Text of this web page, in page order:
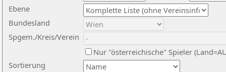
Ebene
Sortierung
Bundesland
Spgem./Kreis/Verein
Nur "österreichische" Spieler